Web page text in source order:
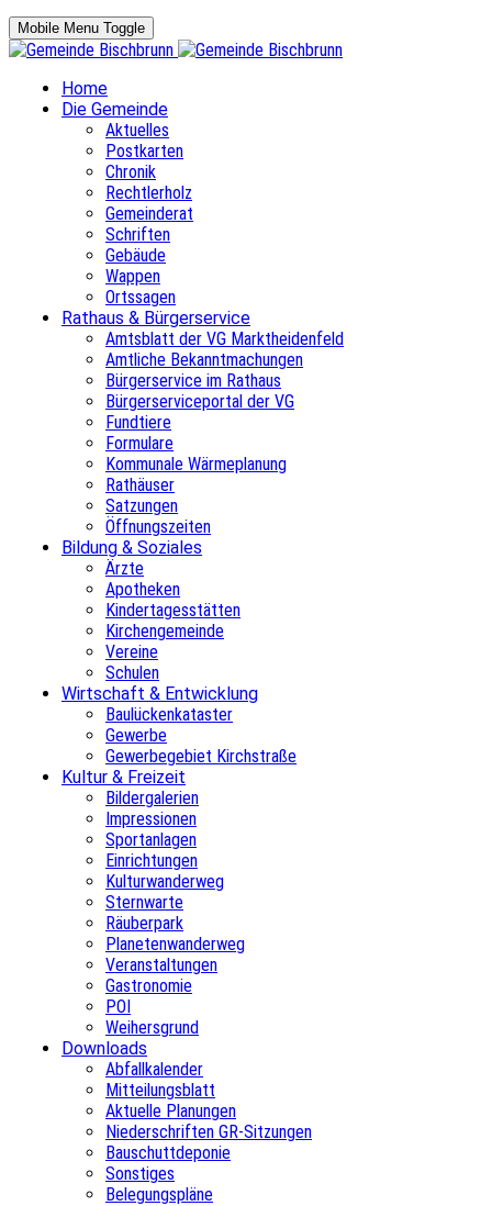
Mobile Menu Toggle
Home
Die Gemeinde
Aktuelles
Postkarten
Chronik
Rechtlerholz
Gemeinderat
Schriften
Gebäude
Wappen
Ortssagen
Rathaus & Bürgerservice
Amtsblatt der VG Marktheidenfeld
Amtliche Bekanntmachungen
Bürgerservice im Rathaus
Bürgerserviceportal der VG
Fundtiere
Formulare
Kommunale Wärmeplanung
Rathäuser
Satzungen
Öffnungszeiten
Bildung & Soziales
Ärzte
Apotheken
Kindertagesstätten
Kirchengemeinde
Vereine
Schulen
Wirtschaft & Entwicklung
Baulückenkataster
Gewerbe
Gewerbegebiet Kirchstraße
Kultur & Freizeit
Bildergalerien
Impressionen
Sportanlagen
Einrichtungen
Kulturwanderweg
Sternwarte
Räuberpark
Planetenwanderweg
Veranstaltungen
Gastronomie
POI
Weihersgrund
Downloads
Abfallkalender
Mitteilungsblatt
Aktuelle Planungen
Niederschriften GR-Sitzungen
Bauschuttdeponie
Sonstiges
Belegungspläne